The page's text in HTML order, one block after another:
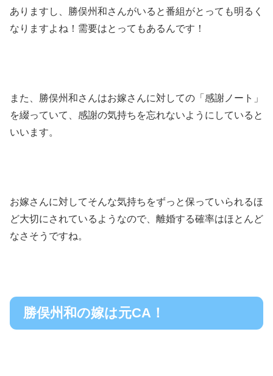
ありますし、勝俣州和さんがいると番組がとっても明るく
なりますよね！需要はとってもあるんです！
また、勝俣州和さんはお嫁さんに対しての「感謝ノート」
を綴っていて、感謝の気持ちを忘れないようにしていると
いいます。
お嫁さんに対してそんな気持ちをずっと保っていられるほ
ど大切にされているようなので、離婚する確率はほとんど
なさそうですね。
勝俣州和の嫁は元CA！